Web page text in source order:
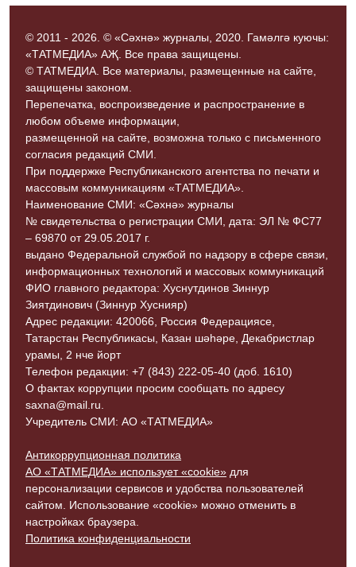
© 2011 - 2026. © «Сәхнә» журналы, 2020. Гамәлгә куючы:
«ТАТМЕДИА» АҖ. Все права защищены.
© ТАТМЕДИА. Все материалы, размещенные на сайте,
защищены законом.
Перепечатка, воспроизведение и распространение в
любом объеме информации,
размещенной на сайте, возможна только с письменного
согласия редакций СМИ.
При поддержке Республиканского агентства по печати и
массовым коммуникациям «ТАТМЕДИА».
Наименование СМИ: «Сәхнә» журналы
№ свидетельства о регистрации СМИ, дата: ЭЛ № ФС77
– 69870 от 29.05.2017 г.
выдано Федеральной службой по надзору в сфере связи,
информационных технологий и массовых коммуникаций
ФИО главного редактора: Хуснутдинов Зиннур
Зиятдинович (Зиннур Хуснияр)
Адрес редакции: 420066, Россия Федерациясе,
Татарстан Республикасы, Казан шәһәре, Декабристлар
урамы, 2 нче йорт
Телефон редакции: +7 (843) 222-05-40 (доб. 1610)
О фактах коррупции просим сообщать по адресу
saxna@mail.ru.
Учредитель СМИ: АО «ТАТМЕДИА»
Антикоррупционная политика
АО «ТАТМЕДИА» использует «cookie» для
персонализации сервисов и удобства пользователей
сайтом. Использование «cookie» можно отменить в
настройках браузера.
Политика конфиденциальности